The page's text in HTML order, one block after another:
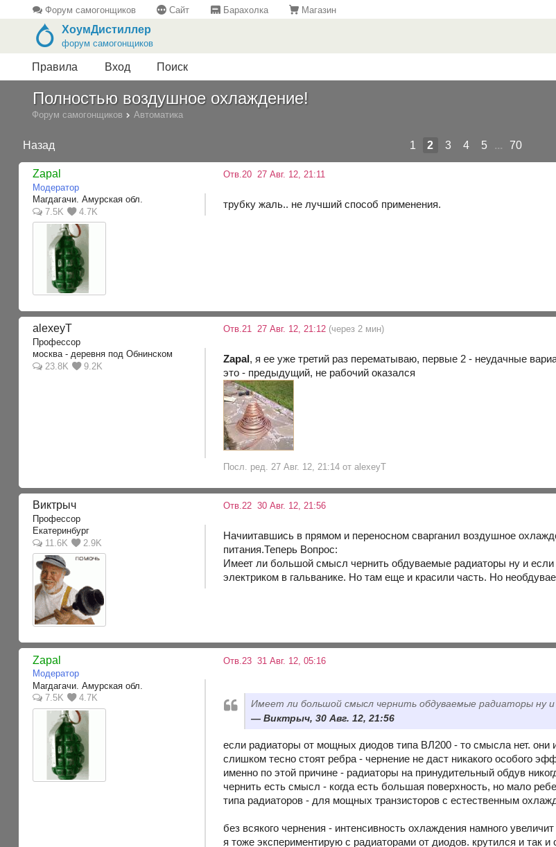
Форум самогонщиков Сайт Барахолка Магазин
ХоумДистиллер
форум самогонщиков
Правила Вход Поиск
Полностью воздушное охлаждение!
Форум самогонщиков Автоматика
Назад 1 2 3 4 5 ... 70
Zapal
Модератор
Магдагачи. Амурская обл.
7.5K
4.7K
Отв.20 27 Авг. 12, 21:11
трубку жаль.. не лучший способ применения.
alexeyT
Профессор
москва - деревня под Обнинском
23.8K
9.2K
Отв.21 27 Авг. 12, 21:12 (через 2 мин)
Zapal, я ее уже третий раз перематываю, первые 2 - неудачные
это - предыдущий, не рабочий оказался
Посл. ред. 27 Авг. 12, 21:14 от alexeyT
Виктрыч
Профессор
Екатеринбург
11.6K
2.9K
Отв.22 30 Авг. 12, 21:56
Начиитавшись в прямом и переносном сварганил воздушное
питания.Теперь Вопрос:
Имеет ли большой смысл чернить обдуваемые радиаторы ну и
электриком в гальванике. Но там еще и красили часть. Но
Zapal
Модератор
Магдагачи. Амурская обл.
7.5K
4.7K
Отв.23 31 Авг. 12, 05:16
Имеет ли большой смысл чернить обдуваемые радиаторы ну и
Виктрыч, 30 Авг. 12, 21:56
если радиаторы от мощных диодов типа ВЛ200 - то смысла нет. они
слишком тесно стоят ребра - чернение не даст никакого особого
именно по этой причине - радиаторы на принудительный обдув
чернить есть смысл - когда есть большая поверхность, но мало
типа радиаторов - для мощных транзисторов с естественным
без всякого чернения - интенсивность охлаждения намного
я тоже экспериментирую с радиаторами от диодов. крутился и так и